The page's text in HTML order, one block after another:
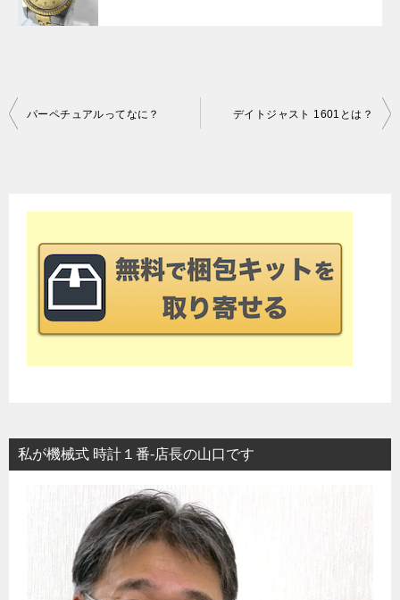
投
パーペチュアルってなに？ デイトジャスト 1601とは？
私が機械式 時計１番-店長の山口です